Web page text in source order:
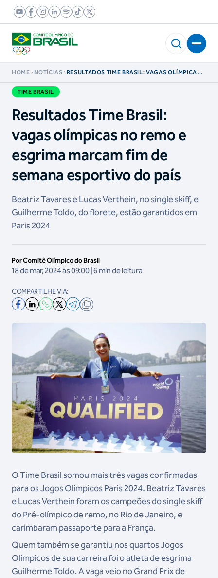
HOME NOTÍCIAS
RESULTADOS TIME BRASIL: VAGAS OLÍMPICAS
TIME BRASIL
Resultados Time Brasil:
vagas olímpicas no remo e
esgrima marcam fim de
semana esportivo do país
Beatriz Tavares e Lucas Verthein, no single skiff, e
Guilherme Toldo, do florete, estão garantidos em
Paris 2024
Por Comitê Olímpico do Brasil
18 de mar, 2024 às 09:00 | 6 min de leitura
COMPARTILHE VIA:
O Time Brasil somou mais três vagas confirmadas
para os Jogos Olímpicos Paris 2024. Beatriz Tavares
e Lucas Verthein foram os campeões do single skiff
do Pré-olímpico de remo, no Rio de Janeiro, e
carimbaram passaporte para a França.
Quem também se garantiu nos quartos Jogos
Olímpicos de sua carreira foi o atleta de esgrima
Guilherme Toldo. A vaga veio no Grand Prix de